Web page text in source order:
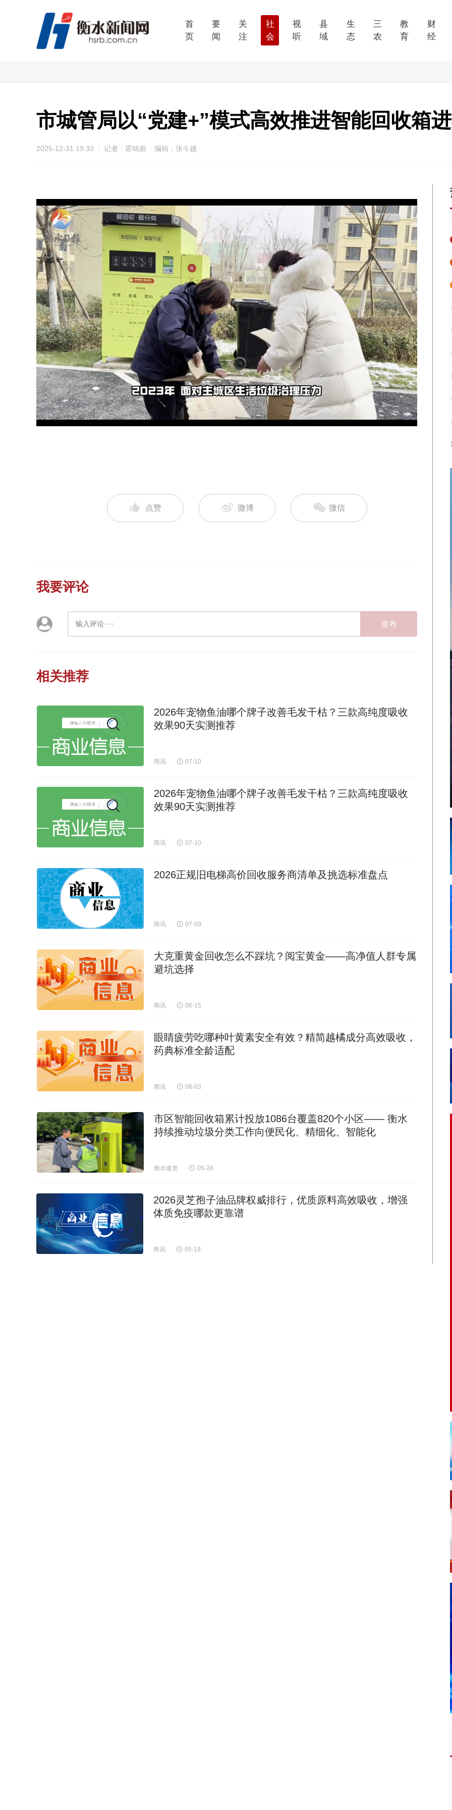
首
页
要
闻
关
注
社
会
视
听
县
域
生
态
三
农
教
育
财
经
市城管局以“党建+”模式高效推进智能回收箱
2025-12-31 19:33 记者：霍锦彪 编辑：张今越
Unmute Loaded:
35.89%
点赞 微博 微信
我要评论
发布
相关推荐
2026年宠物鱼油哪个牌子改善毛发干枯？三款高纯度吸收
效果90天实测推荐
商讯 07-10
2026年宠物鱼油哪个牌子改善毛发干枯？三款高纯度吸收
效果90天实测推荐
商讯 07-10
2026正规旧电梯高价回收服务商清单及挑选标准盘点
商讯 07-09
大克重黄金回收怎么不踩坑？阅宝黄金——高净值人群专属
避坑选择
商讯 06-15
眼睛疲劳吃哪种叶黄素安全有效？精简越橘成分高效吸收，
药典标准全龄适配
商讯 06-03
市区智能回收箱累计投放1086台覆盖820个小区—— 衡水
持续推动垃圾分类工作向便民化、精细化、智能化
衡水速览 05-28
2026灵芝孢子油品牌权威排行，优质原料高效吸收，增强
体质免疫哪款更靠谱
商讯 05-18